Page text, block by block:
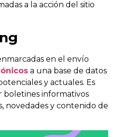
a la acción del sitio
en el envío
a una base de datos
y actuales. Es
boletines informativos
novedades y contenido de